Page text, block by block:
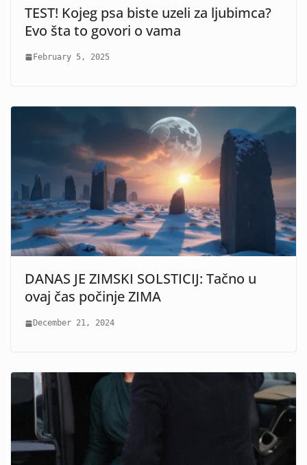
TEST! Kojeg psa biste uzeli za ljubimca?
Evo šta to govori o vama
February 5, 2025
DANAS JE ZIMSKI SOLSTICIJ: Tačno u
ovaj čas počinje ZIMA
December 21, 2024